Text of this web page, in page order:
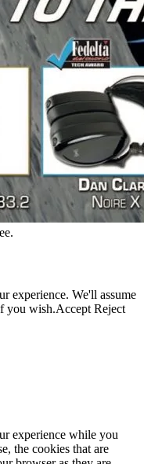
experience. We'll assume
you wish.Accept Reject
experience while you
the cookies that are